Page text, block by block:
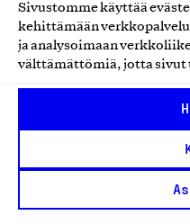
Sivustomme käyttää
kehittämään
ja analysoimaan
välttämättömiä, jotta
Avainlippu
Yhteiskunnallinen